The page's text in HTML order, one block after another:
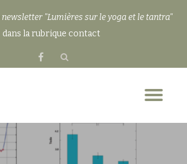
"Lumières sur le yoga et le tantra"
dans la rubrique contact
fa-